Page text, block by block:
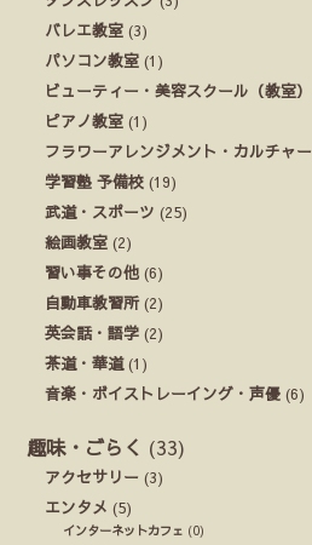
バレエ教室 (3)
パソコン教室 (1)
ビューティー・美容スクール（教室）
ピアノ教室 (1)
フラワーアレンジメント・カルチャー
学習塾 予備校 (19)
武道・スポーツ (25)
絵画教室 (2)
習い事その他 (6)
自動車教習所(2)
英会話・語学 (2)
茶道・華道(1)
音楽・ボイストレーイング・声優 (6)
趣味・ごらく (33)
アクセサリー (3)
エンタメ (5)
インターネットカフェ (0)